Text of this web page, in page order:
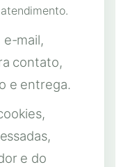
e-mail,
contato,
e entrega.
e do